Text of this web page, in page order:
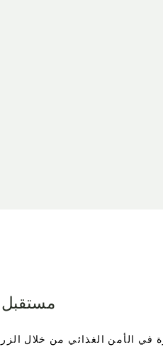
مستقبل
في الأمن الغذائي من خلال